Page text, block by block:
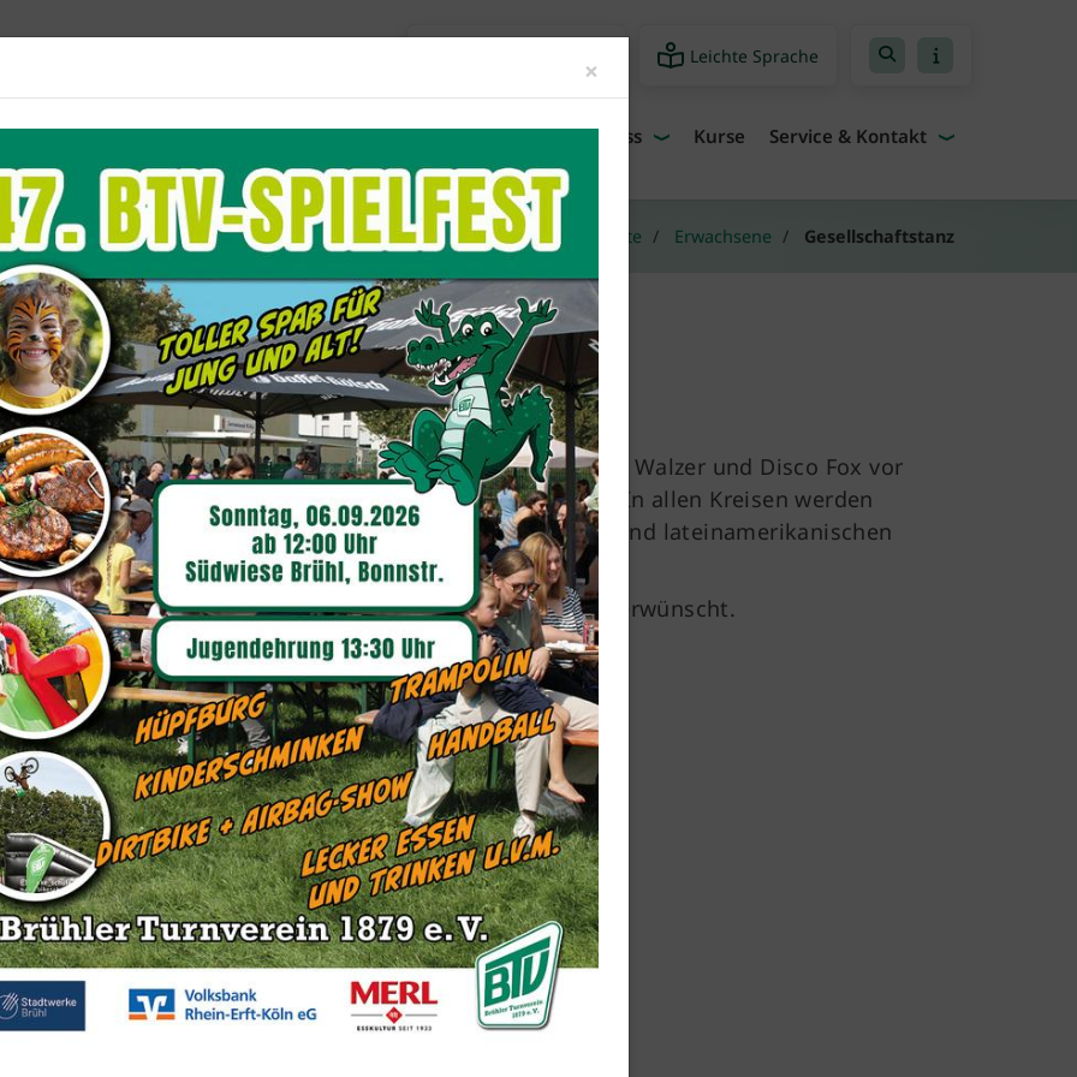
Leichte Sprache
Unser Verein Aktuelles Sportangebote Fitness Kurse Service & Kontakt
Du befindest dich hier: Sportangebote Tanzsport Angebote Erwachsene Gesellschaftstanz
Gesellschaftskreisen steht neben Chacha, Langsamer Walzer und Disco Fox vor
im Vordergrund: Der Spaß am gemeinsamen Tanzen! In allen Kreisen werden
die Tänze des Welttanzprogrammes, also die Standard- und lateinamerikanischen
unterrichtet, als auch Disco Fox und Salsa.
Kleidung und saubere Schuhe oder Tanzsschuhe sind erwünscht.
sind jederzeit möglich!
Montag II
19:00-20:30 Uhr
99 Jahren
Martin und Jolanta Ehlers
II
Montag IV
Sportangebot
Unser Sportangebot
Sportsuche
Mitglieder-Service
Für Mitglieder und Interessierte
Downloads
× Close